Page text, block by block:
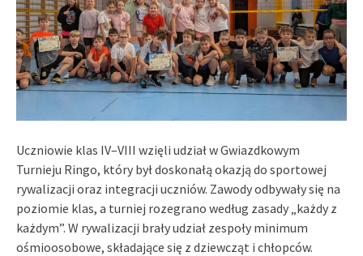
Uczniowie klas IV–VIII wzięli udział w Gwiazdkowym
Turnieju Ringo, który był doskonałą okazją do sportowej
rywalizacji oraz integracji uczniów. Zawody odbywały się na
poziomie klas, a turniej rozegrano według zasady „każdy z
każdym”. W rywalizacji brały udział zespoły minimum
ośmioosobowe, składające się z dziewcząt i chłopców.